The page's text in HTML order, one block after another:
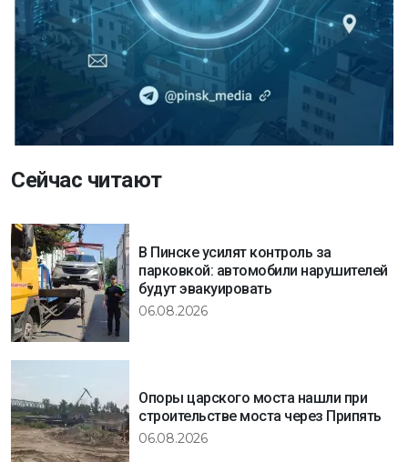
Сейчас читают
В Пинске усилят контроль за
парковкой: автомобили нарушителей
будут эвакуировать
06.08.2026
Опоры царского моста нашли при
строительстве моста через Припять
06.08.2026